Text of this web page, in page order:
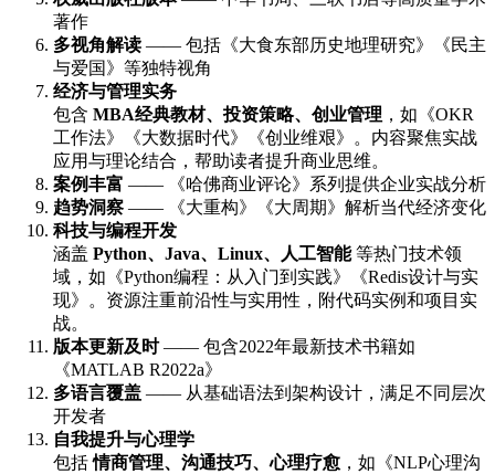
著作
多视角解读 —— 包括《大食东部历史地理研究》《民主
与爱国》等独特视角
经济与管理实务
包含 MBA经典教材、投资策略、创业管理 ，如《OKR
工作法》《大数据时代》《创业维艰》。内容聚焦实战
应用与理论结合，帮助读者提升商业思维。
案例丰富 —— 《哈佛商业评论》系列提供企业实战分析
趋势洞察 —— 《大重构》《大周期》解析当代经济变化
科技与编程开发
涵盖 Python、Java、Linux、人工智能等热门技术领
域，如《Python编程：从入门到实践》《Redis设计与实
现》。资源注重前沿性与实用性，附代码实例和项目实
战。
版本更新及时—— 包含2022年最新技术书籍如
《MATLAB R2022a》
多语言覆盖 —— 从基础语法到架构设计，满足不同层次
开发者
自我提升与心理学
包括情商管理、沟通技巧、心理疗愈 ，如《NLP心理沟